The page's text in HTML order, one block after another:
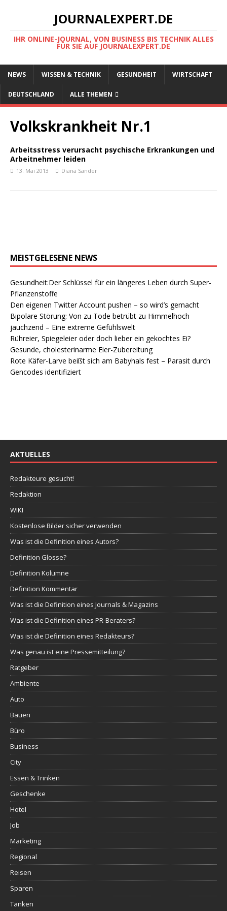
JOURNALEXPERT.DE
IHR ONLINE-JOURNAL, VON BUSINESS BIS TECHNIK ALLES
FÜR SIE AUF JOURNALEXPERT.DE
NEWS WISSEN & TECHNIK GESUNDHEIT WIRTSCHAFT
DEUTSCHLAND ALLE THEMEN
Volkskrankheit Nr.1
Arbeitsstress verursacht psychische Erkrankungen und
Arbeitnehmer leiden
13. Mai 2013 Diana Sander
MEISTGELESENE NEWS
Gesundheit:Der Schlüssel für ein längeres Leben durch Super-
Pflanzenstoffe
Den eigenen Twitter Account pushen – so wird’s gemacht
Bipolare Störung: Von zu Tode betrübt zu Himmelhoch
jauchzend – Eine extreme Gefühlswelt
Rühreier, Spiegeleier oder doch lieber ein gekochtes Ei?
Gesunde, cholesterinarme Eier-Zubereitung
Rote Käfer-Larve beißt sich am Babyhals fest – Parasit durch
Gencodes identifiziert
AKTUELLES
Redakteure gesucht!
Redaktion
WIKI
Kostenlose Bilder sicher verwenden
Was ist die Definition eines Autors?
Definition Glosse?
Definition Kolumne
Definition Kommentar
Was ist die Definition eines Journals & Magazins
Was ist die Definition eines PR-Beraters?
Was ist die Definition eines Redakteurs?
Was genau ist eine Pressemitteilung?
Ratgeber
Ambiente
Auto
Bauen
Büro
Business
City
Essen & Trinken
Geschenke
Hotel
Job
Marketing
Regional
Reisen
Sparen
Tanken